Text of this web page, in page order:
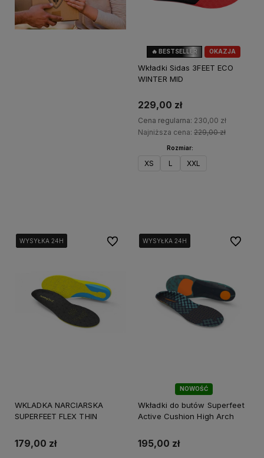
OKAZJA
🔥 BESTSELLER
Wkładki Sidas 3FEET ECO
WINTER MID
229,00 zł
Cena regularna: 230,00 zł
Najniższa cena: 229,00 zł
Rozmiar:
XS L XXL
WYSYŁKA 24H
WYSYŁKA 24H
WYSYŁKA 24H
WYSYŁKA 24H
WKLADKA NARCIARSKA
SUPERFEET FLEX THIN
179,00 zł
Do ulubionych
NOWOŚĆ
WYSYŁKA 24H
WYSYŁKA 24H
WYSYŁKA 24H
Wkładki do butów Superfeet
Active Cushion High Arch
195,00 zł
Do